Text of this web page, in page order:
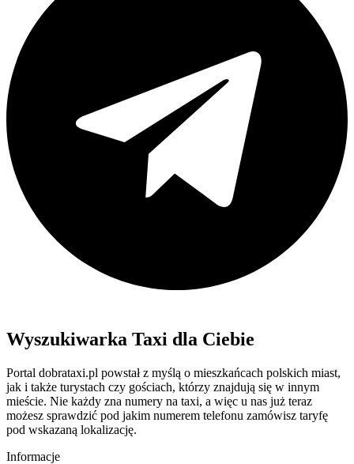
Wyszukiwarka Taxi dla Ciebie
Portal dobrataxi.pl powstał z myślą o mieszkańcach polskich miast,
jak i także turystach czy gościach, którzy znajdują się w innym
mieście. Nie każdy zna numery na taxi, a więc u nas już teraz
możesz sprawdzić pod jakim numerem telefonu zamówisz taryfę
pod wskazaną lokalizację.
Informacje